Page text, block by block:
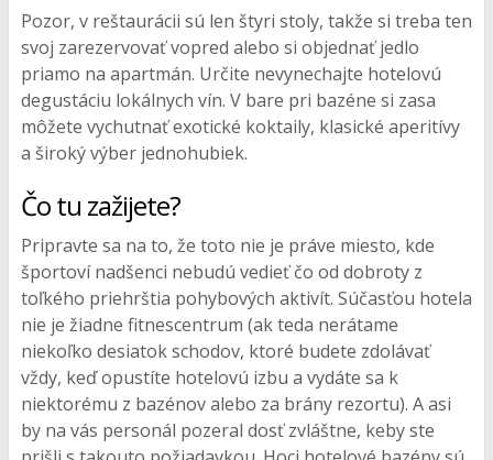
Pozor, v reštaurácii sú len štyri stoly, takže si treba ten
svoj zarezervovať vopred alebo si objednať jedlo
priamo na apartmán. Určite nevynechajte hotelovú
degustáciu lokálnych vín. V bare pri bazéne si zasa
môžete vychutnať exotické koktaily, klasické aperitívy
a široký výber jednohubiek.
Čo tu zažijete?
Pripravte sa na to, že toto nie je práve miesto, kde
športoví nadšenci nebudú vedieť čo od dobroty z
toľkého priehrštia pohybových aktivít. Súčasťou hotela
nie je žiadne fitnescentrum (ak teda nerátame
niekoľko desiatok schodov, ktoré budete zdolávať
vždy, keď opustíte hotelovú izbu a vydáte sa k
niektorému z bazénov alebo za brány rezortu). A asi
by na vás personál pozeral dosť zvláštne, keby ste